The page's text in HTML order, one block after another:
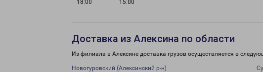
18:00
15:00
Доставка из Алексина по области
Из филиала в Алексине доставка грузов осуществляется в
Новогуровский (Алексинский р-н)